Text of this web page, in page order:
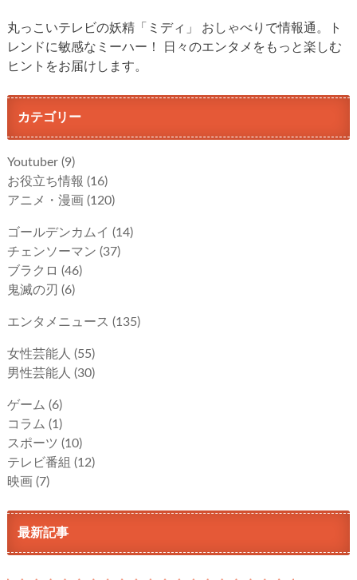
丸っこいテレビの妖精「ミディ」 おしゃべりで情報通。ト
レンドに敏感なミーハー！ 日々のエンタメをもっと楽しむ
ヒントをお届けします。
カテゴリー
Youtuber (9)
お役立ち情報 (16)
アニメ・漫画 (120)
ゴールデンカムイ (14)
チェンソーマン (37)
ブラクロ (46)
鬼滅の刃 (6)
エンタメニュース (135)
女性芸能人 (55)
男性芸能人 (30)
ゲーム (6)
コラム (1)
スポーツ (10)
テレビ番組 (12)
映画 (7)
最新記事